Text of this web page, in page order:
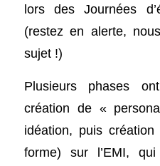
lors des Journées
(restez en alerte,
sujet !)
Plusieurs phases
création de «
idéation, puis
forme) sur l’EMI,